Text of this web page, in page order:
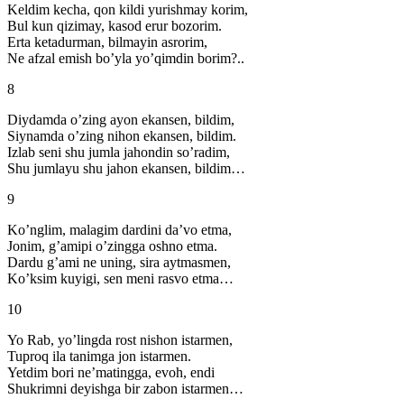
Keldim kecha, qon kildi yurishmay korim,
Bul kun qizimay, kasod erur bozorim.
Erta ketadurman, bilmayin asrorim,
Ne afzal emish bo’yla yo’qimdin borim?..
8
Diydamda o’zing ayon ekansen, bildim,
Siynamda o’zing nihon ekansen, bildim.
Izlab seni shu jumla jahondin so’radim,
Shu jumlayu shu jahon ekansen, bildim…
9
Ko’nglim, malagim dardini da’vo etma,
Jonim, g’amipi o’zingga oshno etma.
Dardu g’ami ne uning, sira aytmasmen,
Ko’ksim kuyigi, sen meni rasvo etma…
10
Yo Rab, yo’lingda rost nishon istarmen,
Tuproq ila tanimga jon istarmen.
Yetdim bori ne’matingga, evoh, endi
Shukrimni deyishga bir zabon istarmen…